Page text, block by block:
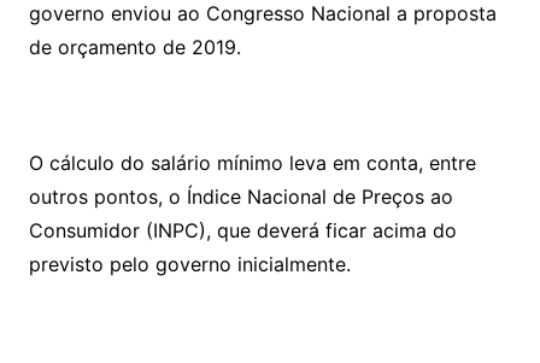
governo enviou ao Congresso Nacional a proposta
de orçamento de 2019.
O cálculo do salário mínimo leva em conta, entre
outros pontos, o Índice Nacional de Preços ao
Consumidor (INPC), que deverá ficar acima do
previsto pelo governo inicialmente.